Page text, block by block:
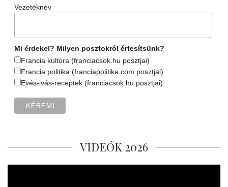
Vezetéknév
Mi érdekel? Milyen posztokról értesítsünk?
Francia kultúra (franciacsok.hu posztjai)
Francia politika (franciapolitika.com posztjai)
Evés-ivás-receptek (franciacsok.hu posztjai)
VIDEÓK 2026